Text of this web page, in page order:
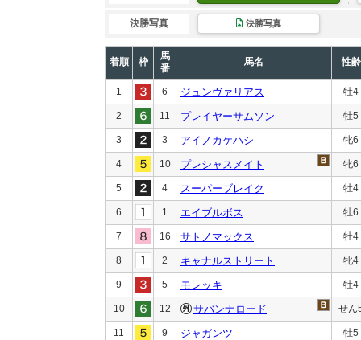
決勝写真 決勝写真
着順 枠
馬
番
馬名 性齢
1 6 ジュンヴァリアス 牡4
2 11 プレイヤーサムソン 牡5
3 3 アイノカケハシ 牝6
4 10 プレシャスメイト 牝6
5 4 スーパーブレイク 牡4
6 1 エイブルボス 牡6
7 16 サトノマックス 牡4
8 2 キャナルストリート 牝4
9 5 モレッキ 牡4
10 12 サバンナロード せん
11 9 ジャガンツ 牡5